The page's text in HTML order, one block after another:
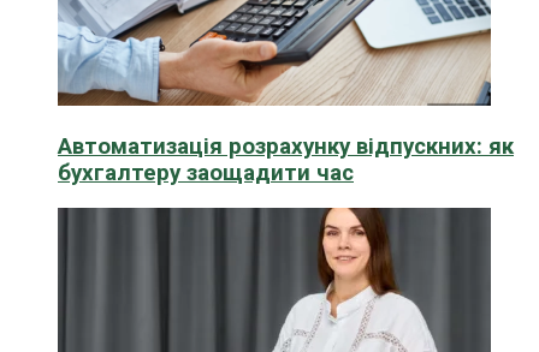
Автоматизація розрахунку відпускних: як
бухгалтеру заощадити час